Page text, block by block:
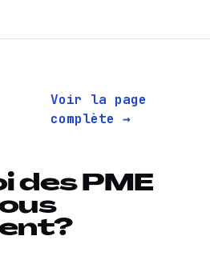
Voir la page
complète →
des PME